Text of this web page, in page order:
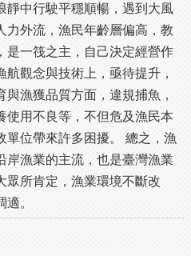
靜中行駛平穩順暢，遇到大風
力外流，漁民年齡層偏高，教
是一筏之主，自己決定經營作
觀念與技術上，亟待提升，
漁獲品質方面，違規捕魚，
使用不良等，不但危及漁民本
單位帶來許多困擾。 總之，漁
岸漁業的主流，也是臺灣漁業
眾所肯定，漁業環境不斷改
。